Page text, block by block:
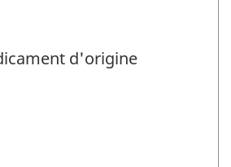
d'origine